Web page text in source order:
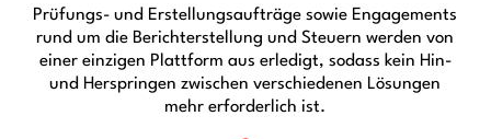
Prüfungs- und Erstellungsaufträge sowie Engagements
rund um die Berichterstellung und Steuern werden von
einer einzigen Plattform aus erledigt, sodass kein Hin-
und Herspringen zwischen verschiedenen Lösungen
mehr erforderlich ist.